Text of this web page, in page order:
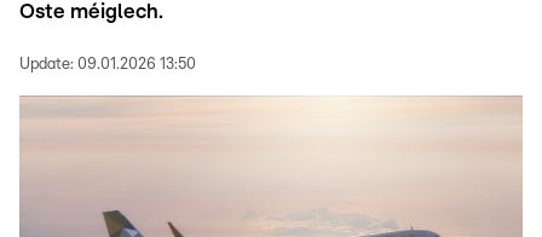
Oste méiglech.
Update: 09.01.2026 13:50